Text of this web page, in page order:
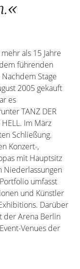
als 15 Jahre
führenden
Stage
2005 gekauft
es
TANZ DER
HELL. Im März
Schließung.
Konzert-,
mit Hauptsitz
Niederlassungen
umfasst
und Künstler
Darüber
der Arena Berlin
Venues der